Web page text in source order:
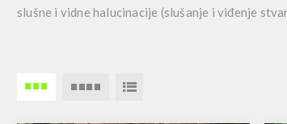
slušne i vidne halucinacije (slušanje i viđenje